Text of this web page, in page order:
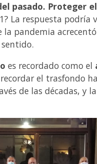
pasado. Proteger
La respuesta podría
pandemia
es recordado como el
el trasfondo
de las décadas, y